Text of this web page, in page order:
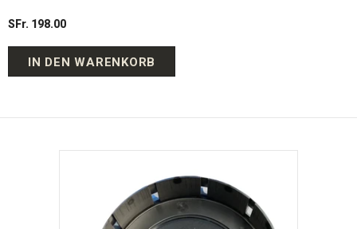
SFr. 198.00
IN DEN WARENKORB